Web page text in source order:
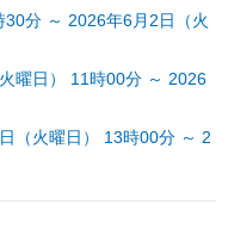
分 ～ 2026年6月2日（火
曜日） 11時00分 ～ 2026
（火曜日） 13時00分 ～ 2